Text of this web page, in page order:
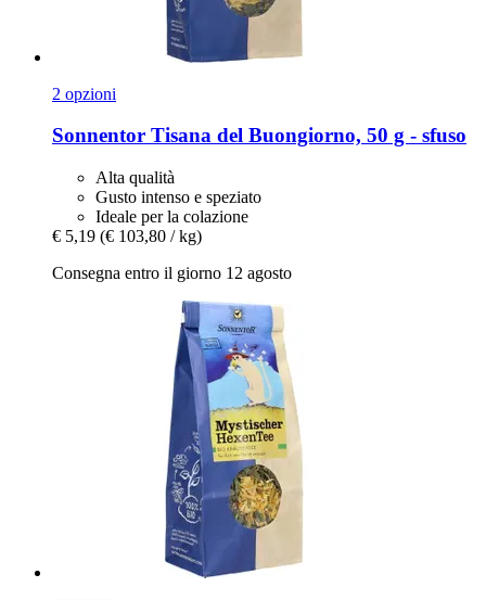
2 opzioni
Sonnentor Tisana del Buongiorno, 50 g -​ sfuso
Alta qualità
Gusto intenso e speziato
Ideale per la colazione
€ 5,19 (€ 103,80 / kg)
Consegna entro il giorno 12 agosto